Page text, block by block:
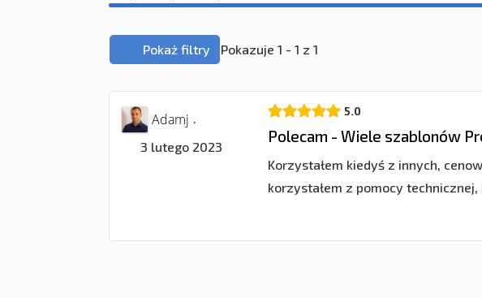
Pokaż filtry Pokazuje 1 - 1 z 1
Adamj ·
3 lutego 2023
5.0
Polecam - Wiele szablonów
Korzystałem kiedyś z innych,
korzystałem z pomocy